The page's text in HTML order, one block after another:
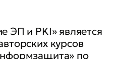
ЭП и PKI» является
курсов
по